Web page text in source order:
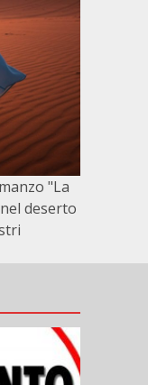
"La
deserto